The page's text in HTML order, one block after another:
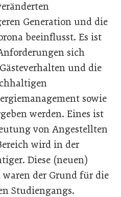
Generation und die
beeinflusst. Es ist
sich
und die
sowie
werden. Eines ist
von Angestellten
wird in der
Diese (neuen)
der Grund für die
Studiengangs.